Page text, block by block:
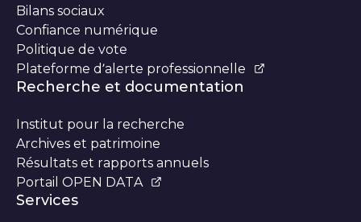
Bilans sociaux
Confiance numérique
Politique de vote
Plateforme d’alerte professionnelle
Recherche et documentation
Institut pour la recherche
Archives et patrimoine
Résultats et rapports annuels
Portail OPEN DATA
Services